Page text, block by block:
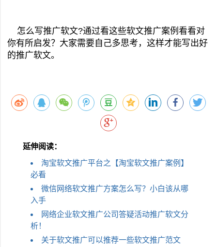
怎么写推广软文?通过看这些软文推广案例看看对
你有所启发？大家需要自己多思考，这样才能写出好
的推广软文。
延伸阅读：
淘宝软文推广平台之【淘宝软文推广案例】
必看
微信网络软文推广方案怎么写？小白该从哪
入手
网络企业软文推广公司答疑活动推广软文分
析！
关于软文推广可以推荐一些软文推广范文